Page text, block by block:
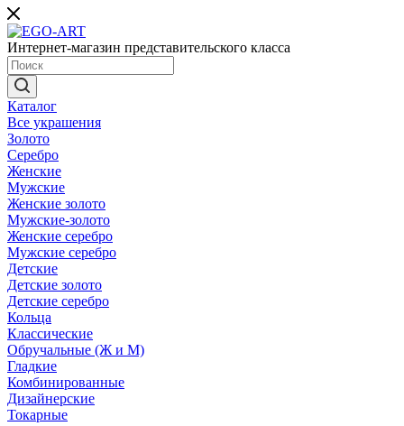
Интернет-магазин представительского класса
Каталог
Все украшения
Золото
Серебро
Женские
Мужские
Женские золото
Мужские-золото
Женские серебро
Мужские серебро
Детские
Детские золото
Детские серебро
Кольца
Классические
Обручальные (Ж и М)
Гладкие
Комбинированные
Дизайнерские
Токарные